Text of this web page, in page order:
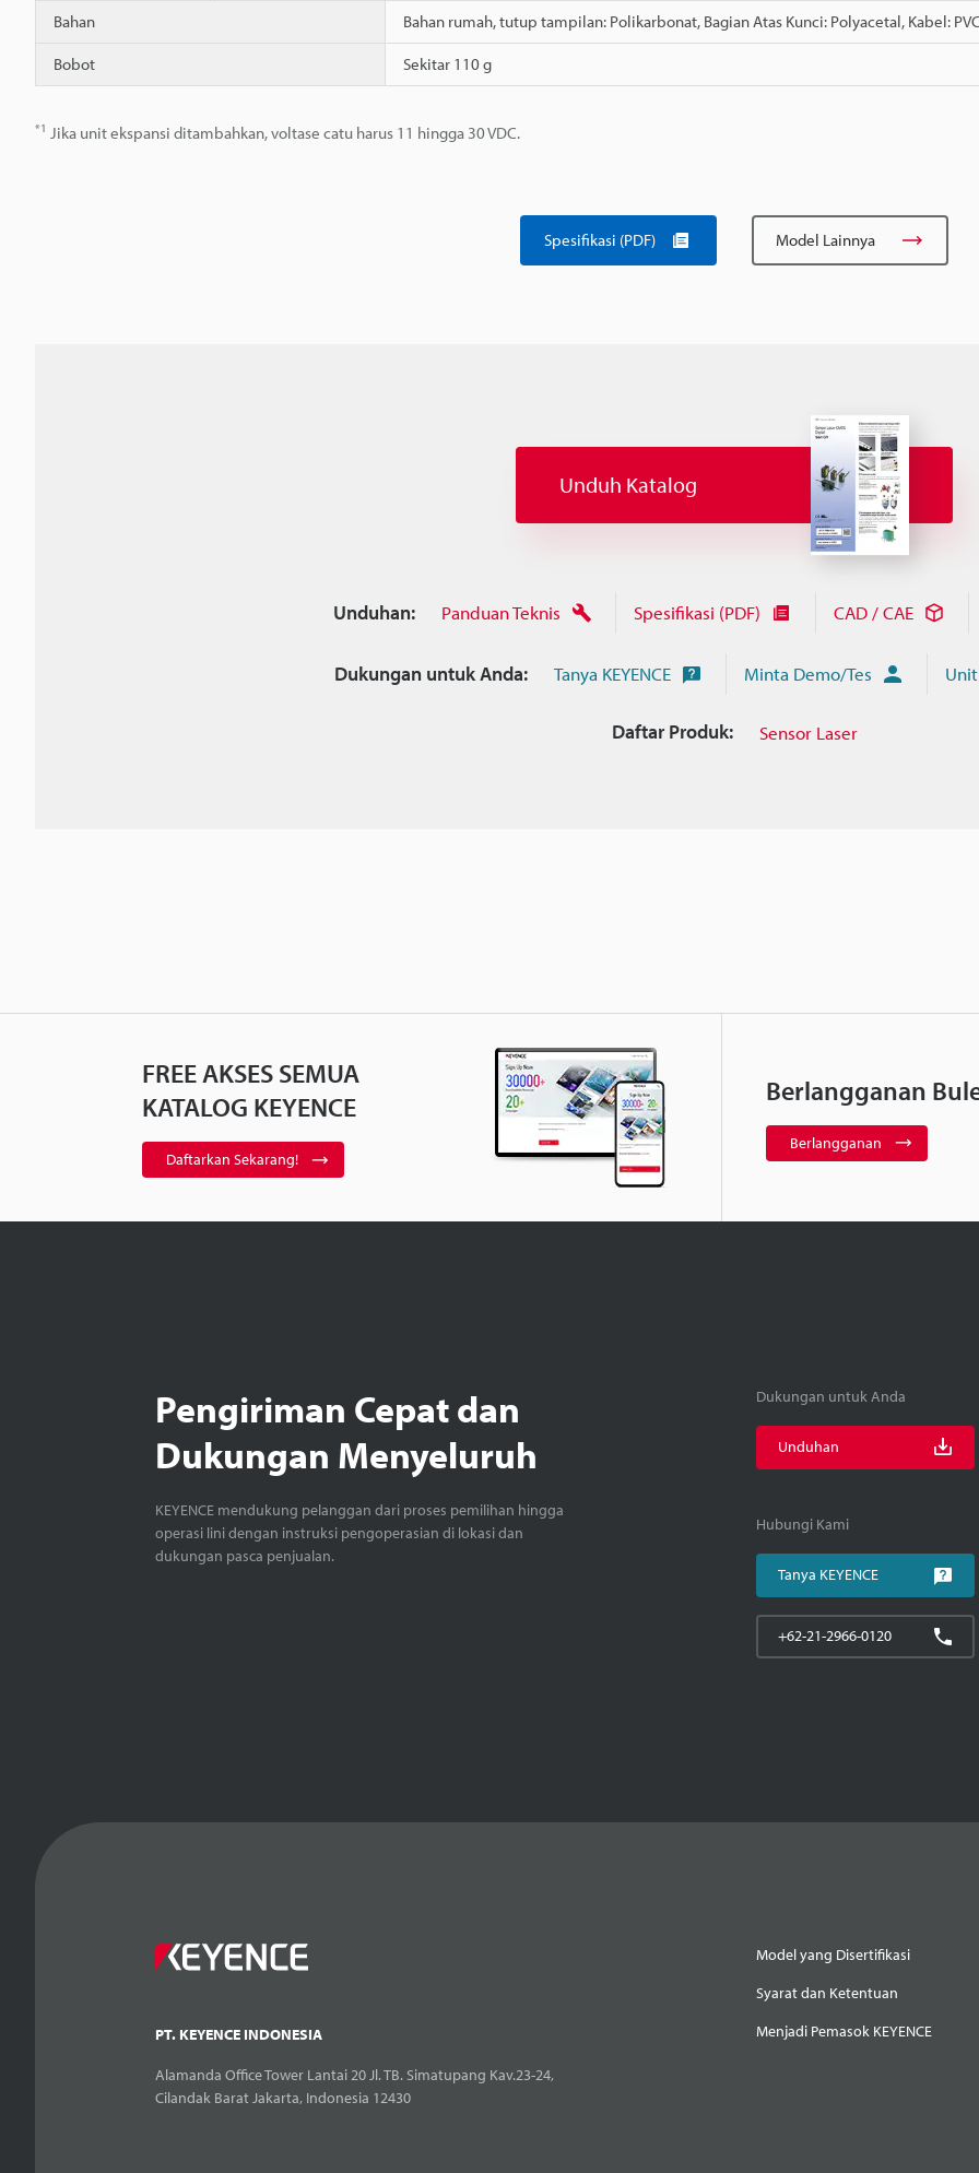
Bahan Bahan rumah, tutup tampilan: Polikarbonat, Bagian Atas Kunci: Polyacetal, Kabel:
Bobot Sekitar 110 g
*1 Jika unit ekspansi ditambahkan, voltase catu harus 11 hingga 30 VDC.
Spesifikasi (PDF) Model Lainnya
Unduh Katalog
Unduhan: Panduan Teknis Spesifikasi (PDF) CAD / CAE
Dukungan untuk Anda: Tanya KEYENCE Minta Demo/Tes
Daftar Produk: Sensor Laser
FREE AKSES SEMUA
KATALOG KEYENCE
Daftarkan Sekarang!
Berlangganan
Berlangganan
Pengiriman Cepat dan
Dukungan Menyeluruh
KEYENCE mendukung pelanggan dari proses pemilihan hingga
operasi lini dengan instruksi pengoperasian di lokasi dan
dukungan pasca penjualan.
Dukungan untuk Anda
Unduhan
Hubungi Kami
Tanya KEYENCE
+62-21-2966-0120
PT. KEYENCE INDONESIA
Alamanda Office Tower Lantai 20 Jl. TB. Simatupang Kav.23-24,
Cilandak Barat Jakarta, Indonesia 12430
Model yang Disertifikasi
Syarat dan Ketentuan
Menjadi Pemasok KEYENCE